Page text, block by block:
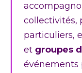
collectivités,
particuliers,
et groupes
événements